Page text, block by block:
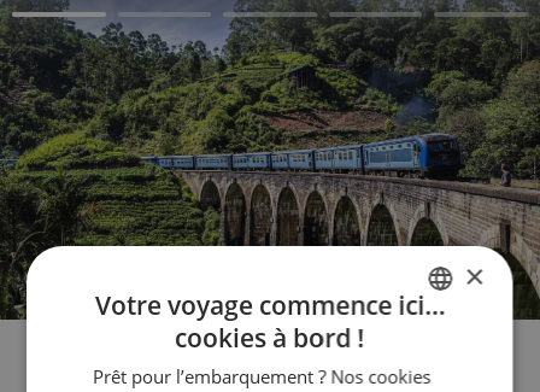
ENGLISH
×
Votre voyage commence ici…
cookies à bord !
Prêt pour l’embarquement ? Nos cookies